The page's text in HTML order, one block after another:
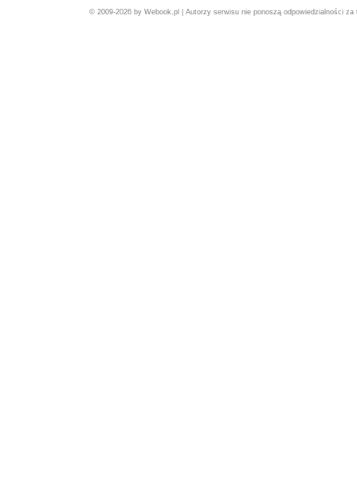
© 2009-2026 by Webook.pl | Autorzy serwisu nie ponoszą odpowiedzialności